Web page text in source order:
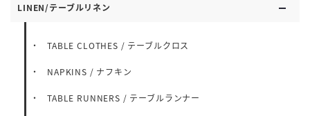
LINEN/テーブルリネン
TABLE CLOTHES / テーブルクロス
NAPKINS / ナフキン
TABLE RUNNERS / テーブルランナー